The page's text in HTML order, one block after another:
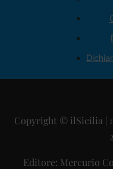
Copyright © ilSicilia |
Editore: Mercurio